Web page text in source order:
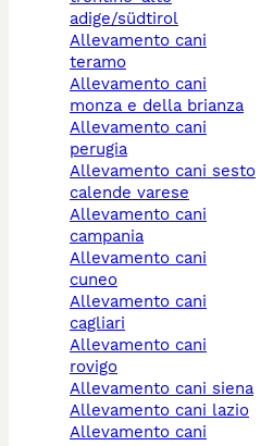
adige/südtirol
allevamento cani
teramo
allevamento cani
monza e della brianza
allevamento cani
perugia
allevamento cani sesto
calende varese
allevamento cani
campania
allevamento cani
cuneo
allevamento cani
cagliari
allevamento cani
rovigo
allevamento cani siena
allevamento cani lazio
allevamento cani